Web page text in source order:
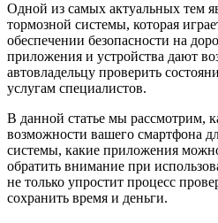
Одной из самых актуальных тем
тормозной системы, которая
обеспечении безопасности на
приложения и устройства дают
автовладельцу проверить
услугам специалистов.
В данной статье мы рассмотрим,
возможности вашего смартфона
системы, какие приложения
обратить внимание при
не только упростит процесс
сохранить время и деньги.